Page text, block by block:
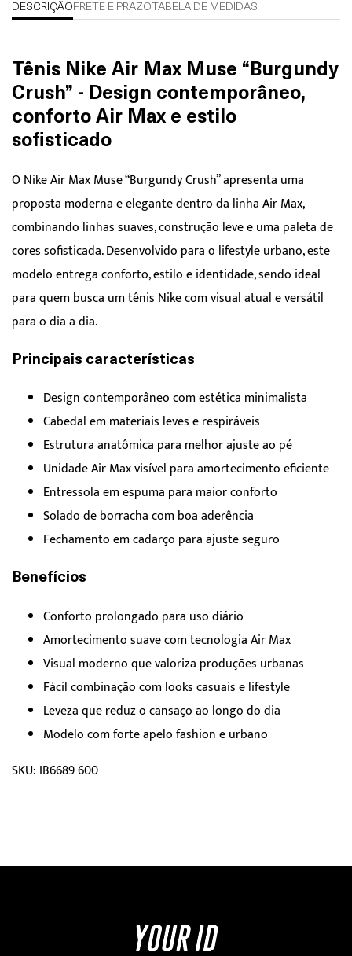
DESCRIÇÃO FRETE E PRAZOTABELA DE MEDIDAS
Tênis Nike Air Max Muse “Burgundy
Crush” - Design contemporâneo,
conforto Air Max e estilo
sofisticado
O Nike Air Max Muse “Burgundy Crush” apresenta uma
proposta moderna e elegante dentro da linha Air Max,
combinando linhas suaves, construção leve e uma paleta de
cores sofisticada. Desenvolvido para o lifestyle urbano, este
modelo entrega conforto, estilo e identidade, sendo ideal
para quem busca um tênis Nike com visual atual e versátil
para o dia a dia.
Principais características
Design contemporâneo com estética minimalista
Cabedal em materiais leves e respiráveis
Estrutura anatômica para melhor ajuste ao pé
Unidade Air Max visível para amortecimento eficiente
Entressola em espuma para maior conforto
Solado de borracha com boa aderência
Fechamento em cadarço para ajuste seguro
Benefícios
Conforto prolongado para uso diário
Amortecimento suave com tecnologia Air Max
Visual moderno que valoriza produções urbanas
Fácil combinação com looks casuais e lifestyle
Leveza que reduz o cansaço ao longo do dia
Modelo com forte apelo fashion e urbano
SKU: IB6689 600